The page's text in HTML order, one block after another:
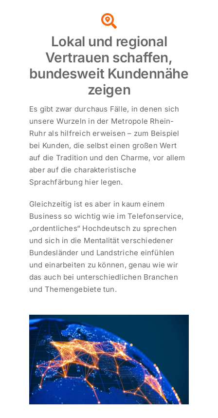
Lokal und regional
Vertrauen schaffen,
bundesweit Kundennähe
zeigen
Es gibt zwar durchaus Fälle, in denen sich
unsere Wurzeln in der Metropole Rhein-
Ruhr als hilfreich erweisen – zum Beispiel
bei Kunden, die selbst einen großen Wert
auf die Tradition und den Charme, vor allem
aber auf die charakteristische
Sprachfärbung hier legen.
Gleichzeitig ist es aber in kaum einem
Business so wichtig wie im Telefonservice,
„ordentliches“ Hochdeutsch zu sprechen
und sich in die Mentalität verschiedener
Bundesländer und Landstriche einfühlen
und einarbeiten zu können, genau wie wir
das auch bei unterschiedlichen Branchen
und Themengebiete tun.